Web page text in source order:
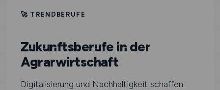
🚀 TRENDBERUFE
Zukunftsberufe in der
Agrarwirtschaft
Digitalisierung und Nachhaltigkeit schaffen